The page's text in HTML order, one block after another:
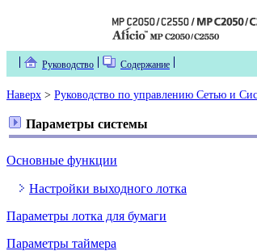
Руководство Содержание
Наверх > Руководство по управлению Сетью и
Параметры системы
Основные функции
Настройки выходного лотка
Параметры лотка для бумаги
Параметры таймера